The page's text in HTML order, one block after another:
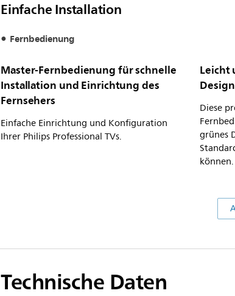
Einfache Installation
Fernbedienung
Master-Fernbedienung für schnelle
Installation und Einrichtung des
Fernsehers
Einfache Einrichtung und Konfiguration
Ihrer Philips Professional TVs.
Leicht
Design
Diese
grünes
können.
Technische Daten